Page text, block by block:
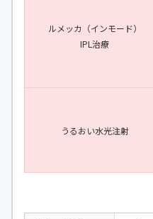
ルメッカ（インモード）
IPL治療
うるおい水光注射